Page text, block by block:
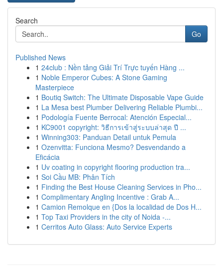
Search
Go
Published News
1 24club : Nền tảng Giải Trí Trực tuyến Hàng ...
1 Noble Emperor Cubes: A Stone Gaming
Masterpiece
1 Boutiq Switch: The Ultimate Disposable Vape Guide
1 La Mesa best Plumber Delivering Reliable Plumbi...
1 Podología Fuente Berrocal: Atención Especial...
1 KC9001 copyright: วิธีการเข้าสู่ระบบล่าสุด ปี ...
1 Winning303: Panduan Detail untuk Pemula
1 Ozenvitta: Funciona Mesmo? Desvendando a
Eficácia
1 Uv coating in copyright flooring production tra...
1 Soi Cầu MB: Phân Tích
1 Finding the Best House Cleaning Services in Pho...
1 Complimentary Angling Incentive : Grab A...
1 Camion Remolque en {Dos la localidad de Dos H...
1 Top Taxi Providers in the city of Noida -...
1 Cerritos Auto Glass: Auto Service Experts